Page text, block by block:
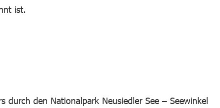
ist.
den Nationalpark Neusiedler See – Seewinkel